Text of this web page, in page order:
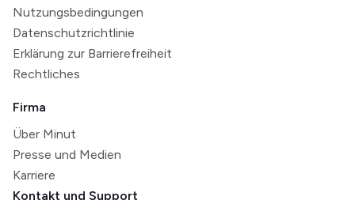
Nutzungsbedingungen
Datenschutzrichtlinie
Erklärung zur Barrierefreiheit
Rechtliches
Firma
Über Minut
Presse und Medien
Karriere
Kontakt und Support